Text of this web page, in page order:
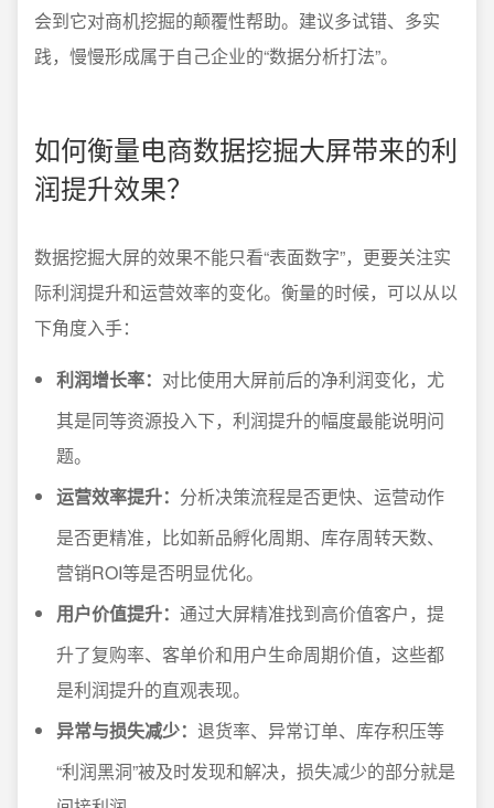
会到它对商机挖掘的颠覆性帮助。建议多试错、多实
践，慢慢形成属于自己企业的“数据分析打法”。
如何衡量电商数据挖掘大屏带来的利
润提升效果？
数据挖掘大屏的效果不能只看“表面数字”，更要关注实
际利润提升和运营效率的变化。衡量的时候，可以从以
下角度入手：
利润增长率： 对比使用大屏前后的净利润变化，尤
其是同等资源投入下，利润提升的幅度最能说明问
题。
运营效率提升： 分析决策流程是否更快、运营动作
是否更精准，比如新品孵化周期、库存周转天数、
营销ROI等是否明显优化。
用户价值提升： 通过大屏精准找到高价值客户，提
升了复购率、客单价和用户生命周期价值，这些都
是利润提升的直观表现。
异常与损失减少： 退货率、异常订单、库存积压等
“利润黑洞”被及时发现和解决，损失减少的部分就是